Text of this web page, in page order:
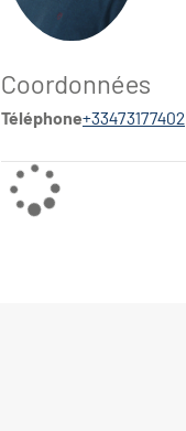
Coordonnées
Téléphone+33473177402